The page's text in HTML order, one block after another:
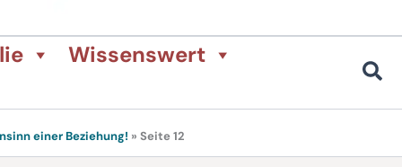
Wissenswert
einer Beziehung! » Seite 12